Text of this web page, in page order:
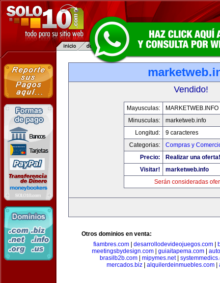
Vendido!
Mayusculas:
MARKETWEB.INFO
Minusculas:
marketweb.info
Longitud:
9 caracteres
Categorias:
Compras y
Precio:
Realizar una oferta!
Visitar!
marketweb.info
Serán consideradas
Otros dominios en venta:
fiambres.com| desarrollodevideojuegos.com|
meetingsbydesign.com
guiaitapema.com
brasilb2b.com
mipymes.net|
mercados.biz| alquilerdeinmuebles.com|